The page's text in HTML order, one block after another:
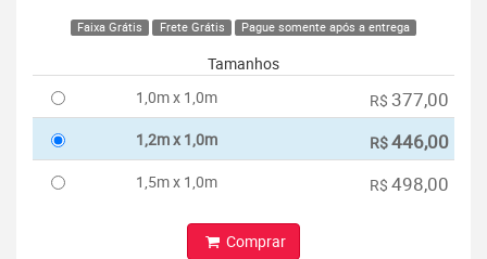
Faixa Grátis Frete Grátis Pague somente após a entrega
Tamanhos
1,0m x 1,0m
R$ 377,00
1,2m x 1,0m R$446,00
1,5m x 1,0m R$ 498,00
Comprar